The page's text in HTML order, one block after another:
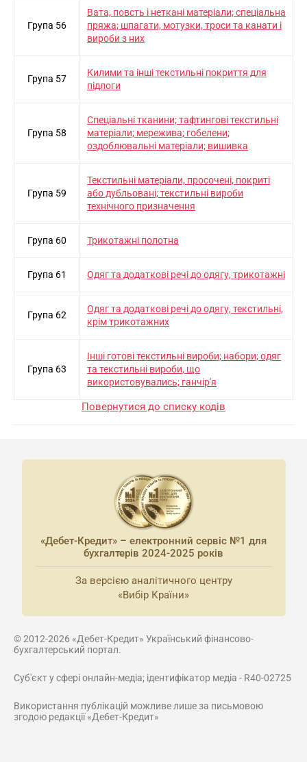
Група 56
Вата, повсть i нетканi матерiали; спецiальна
пряжа; шпагати, мотузки, троси та канати i
вироби з них
Група 57
Килими та iншi текстильнi покриття для
пiдлоги
Група 58
Спецiальнi тканини; тафтинговi текстильнi
матерiали; мережива; гобелени;
оздоблювальнi матерiали; вишивка
Група 59
Текстильнi матерiали, просоченi, покритi
або дубльованi; текстильнi вироби
технiчного призначення
Група 60 Трикотажнi полотна
Група 61 Одяг та додатковi речi до одягу, трикотажнi
Група 62
Одяг та додатковi речi до одягу, текстильнi,
крiм трикотажних
Група 63
Iншi готовi текстильнi вироби; набори; одяг
та текстильнi вироби, що
використовувались; ганчiр'я
Повернутися до списку кодів
«Дебет-Кредит» – електронний сервіс №1 для
бухгалтерів 2024-2025 років
За версією аналітичного центру
«Вибір Країни»
© 2012-2026 «Дебет-Кредит» Український фінансово-
бухгалтерський портал.
Суб'єкт у сфері онлайн-медіа; ідентифікатор медіа - R40-02725
Використання публікацій можливе лише за письмовою
згодою редакції «Дебет-Кредит»